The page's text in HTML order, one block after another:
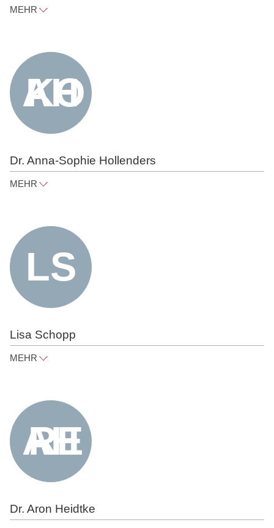
MEHR
Tel +49 30 818 550 347
Dr. Anna-Sophie Hollenders
MEHR
Tel +49 30 818 550 353
Lisa Schopp
MEHR
Tel +49 30 818 550 320
Dr. Aron Heidtke